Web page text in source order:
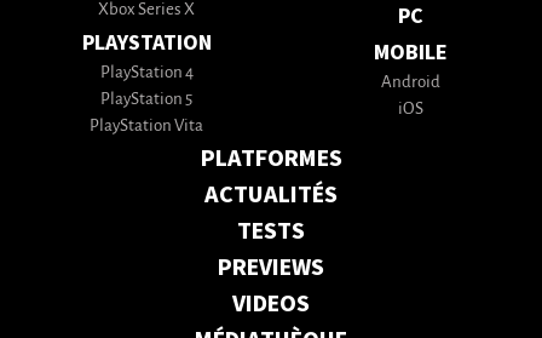
Xbox Series X
PLAYSTATION
PlayStation 4
PlayStation 5
PlayStation Vita
PC
MOBILE
Android
iOS
PLATFORMES
ACTUALITÉS
TESTS
PREVIEWS
VIDEOS